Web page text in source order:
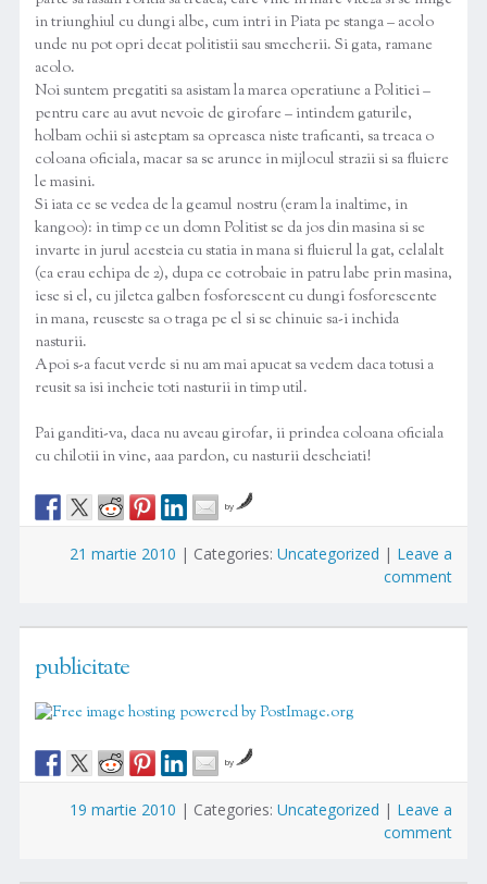
in triunghiul cu dungi albe, cum intri in Piata pe stanga – acolo
unde nu pot opri decat politistii sau smecherii. Si gata, ramane
acolo.
Noi suntem pregatiti sa asistam la marea operatiune a Politiei –
pentru care au avut nevoie de girofare – intindem gaturile,
holbam ochii si asteptam sa opreasca niste traficanti, sa treaca o
coloana oficiala, macar sa se arunce in mijlocul strazii si sa fluiere
le masini.
Si iata ce se vedea de la geamul nostru (eram la inaltime, in
kangoo): in timp ce un domn Politist se da jos din masina si se
invarte in jurul acesteia cu statia in mana si fluierul la gat, celalalt
(ca erau echipa de 2), dupa ce cotrobaie in patru labe prin masina,
iese si el, cu jiletca galben fosforescent cu dungi fosforescente
in mana, reuseste sa o traga pe el si se chinuie sa-i inchida
nasturii.
Apoi s-a facut verde si nu am mai apucat sa vedem daca totusi a
reusit sa isi incheie toti nasturii in timp util.
Pai ganditi-va, daca nu aveau girofar, ii prindea coloana oficiala
cu chilotii in vine, aaa pardon, cu nasturii descheiati!
by
21 martie 2010 | Categories:Uncategorized | Leave a
comment
publicitate
by
19 martie 2010 | Categories:Uncategorized | Leave a
comment